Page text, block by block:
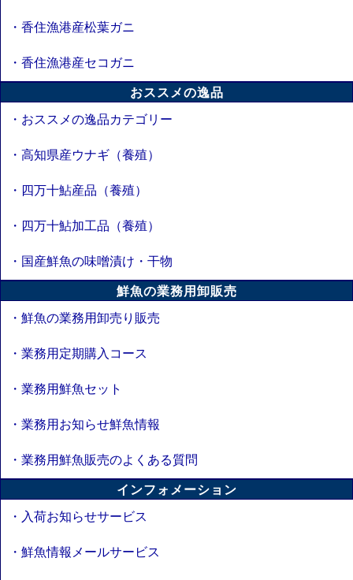
・香住漁港産松葉ガニ
・香住漁港産セコガニ
おススメの逸品
・おススメの逸品カテゴリー
・高知県産ウナギ（養殖）
・四万十鮎産品（養殖）
・四万十鮎加工品（養殖）
・国産鮮魚の味噌漬け・干物
鮮魚の業務用卸販売
・鮮魚の業務用卸売り販売
・業務用定期購入コース
・業務用鮮魚セット
・業務用お知らせ鮮魚情報
・業務用鮮魚販売のよくある質問
インフォメーション
・入荷お知らせサービス
・鮮魚情報メールサービス